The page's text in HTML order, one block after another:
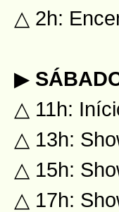
△ 2h:
▶
△ 11h:
△ 13h:
△ 15h:
△ 17h: